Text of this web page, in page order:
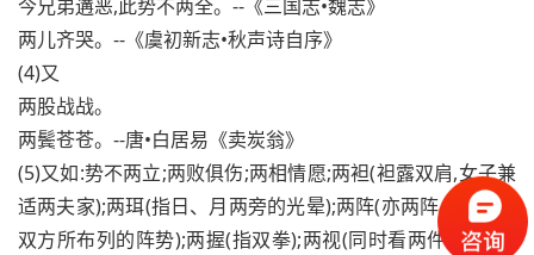
今兄弟遘恶,此势不两全。--《三国志•魏志》
两儿齐哭。--《虞初新志•秋声诗自序》
(4)又
两股战战。
两鬓苍苍。--唐•白居易《卖炭翁》
(5)又如:势不两立;两败俱伤;两相情愿;两袒(袒露双肩,女子兼
适两夫家);两珥(指日、月两旁的光晕);两阵(亦两阵。交战的
双方所布列的阵势);两握(指双拳);两视(同时看两件事物);两